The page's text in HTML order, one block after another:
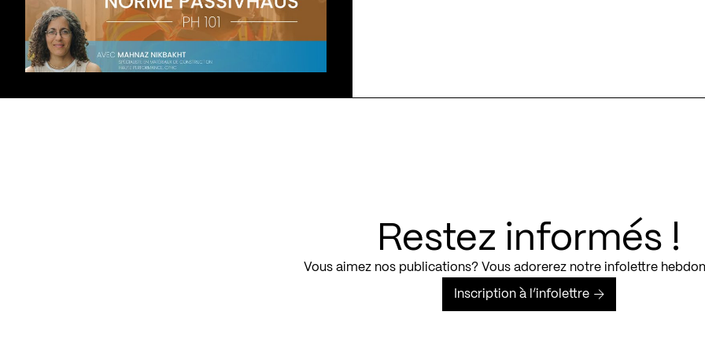
Restez informés !
Vous aimez nos publications? Vous adorerez notre infolettre
Inscription à l’infolettre